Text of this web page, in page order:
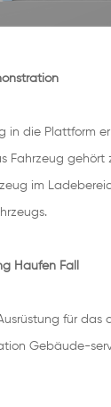
in die Plattform
Fahrzeug
im
Haufen Fall
für
Gebäude-